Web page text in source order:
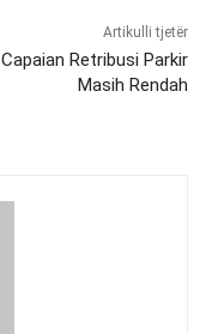
Artikulli tjetër
Capaian Retribusi Parkir
Masih Rendah